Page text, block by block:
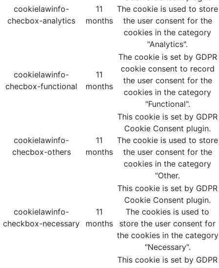
cookielawinfo-
checbox-analytics
11
months
The cookie is used to store
the user consent for the
cookies in the category
"Analytics".
cookielawinfo-
checbox-functional
11
months
The cookie is set by GDPR
cookie consent to record
the user consent for the
cookies in the category
"Functional".
cookielawinfo-
checbox-others
11
months
This cookie is set by GDPR
Cookie Consent plugin.
The cookie is used to store
the user consent for the
cookies in the category
"Other.
cookielawinfo-
checkbox-necessary
11
months
This cookie is set by GDPR
Cookie Consent plugin.
The cookies is used to
store the user consent for
the cookies in the category
"Necessary".
This cookie is set by GDPR